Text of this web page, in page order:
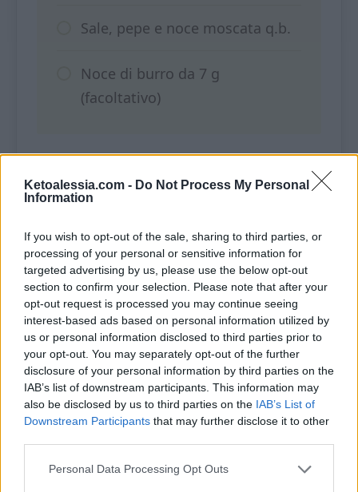
Ketoalessia.com - Do Not Process My Personal
Information
If you wish to opt-out of the sale, sharing to third parties, or
processing of your personal or sensitive information for
targeted advertising by us, please use the below opt-out
section to confirm your selection. Please note that after your
opt-out request is processed you may continue seeing
interest-based ads based on personal information utilized by
us or personal information disclosed to third parties prior to
your opt-out. You may separately opt-out of the further
disclosure of your personal information by third parties on the
IAB’s list of downstream participants. This information may
also be disclosed by us to third parties on the IAB’s List of
Downstream Participants that may further disclose it to other
Personal Data Processing Opt Outs
Sale, pepe e noce moscata q.b.
Noce di burro da 7 g
(facoltativo)
parmigiano e mescola.
Aggiungi sale, pepe, noce moscata a
tuo gusto e mescola ancora.
Poni il pentolino sul fornello più
piccolo a fiamma media.
Mescola di continuo fino a bollore e
aggiungi, se vuoi, la noce di burro.
Assaggia e regola di gusto, se serve.